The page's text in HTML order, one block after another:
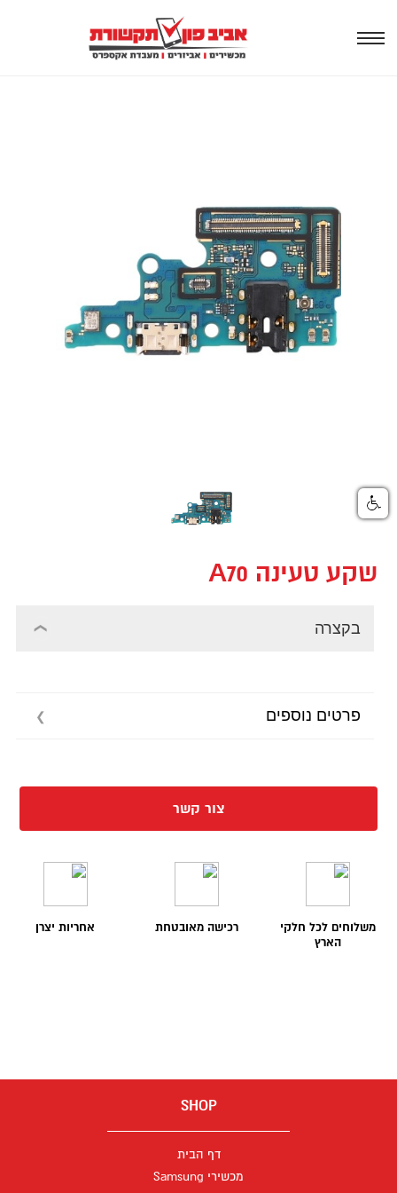
שקע טעינה A70
בקצרה
פרטים נוספים
צור קשר
משלוחים לכל חלקי
הארץ
רכישה מאובטחת אחריות יצרן
SHOP
דף הבית
מכשירי Samsung